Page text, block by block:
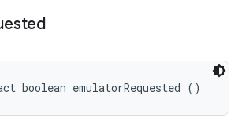
boolean emulatorRequested ()